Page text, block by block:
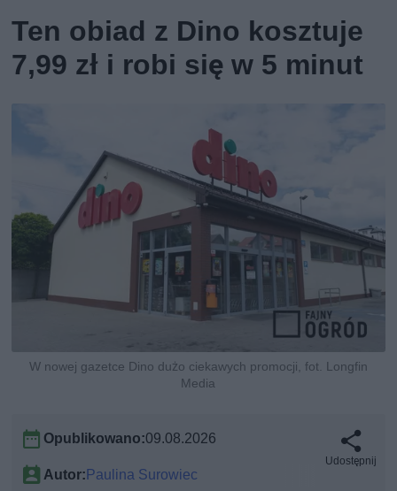
Ten obiad z Dino kosztuje
7,99 zł i robi się w 5 minut
W nowej gazetce Dino dużo ciekawych promocji, fot. Longfin
Media
Opublikowano:09.08.2026
Autor:Paulina Surowiec
Udostępnij